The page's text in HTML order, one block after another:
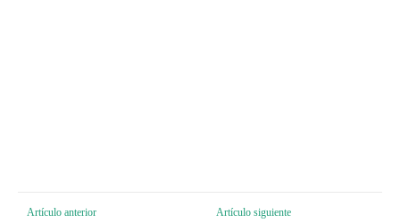
Artículo anterior Artículo siguiente